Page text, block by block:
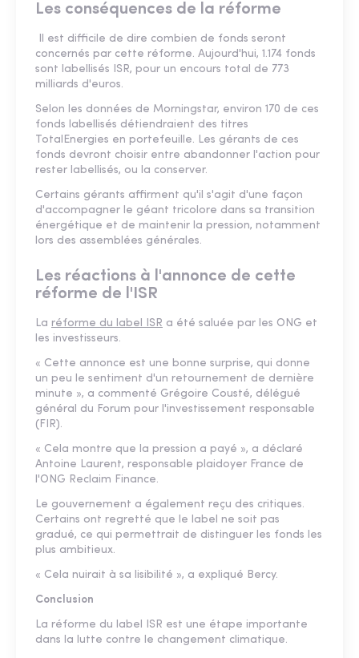
Les conséquences de la réforme
Il est difficile de dire combien de fonds seront
concernés par cette réforme. Aujourd'hui, 1.174 fonds
sont labellisés ISR, pour un encours total de 773
milliards d'euros.
Selon les données de Morningstar, environ 170 de ces
fonds labellisés détiendraient des titres
TotalEnergies en portefeuille. Les gérants de ces
fonds devront choisir entre abandonner l'action pour
rester labellisés, ou la conserver.
Certains gérants affirment qu'il s'agit d'une façon
d'accompagner le géant tricolore dans sa transition
énergétique et de maintenir la pression, notamment
lors des assemblées générales.
Les réactions à l'annonce de cette
réforme de l'ISR
La réforme du label ISR a été saluée par les ONG et
les investisseurs.
« Cette annonce est une bonne surprise, qui donne
un peu le sentiment d'un retournement de dernière
minute », a commenté Grégoire Cousté, délégué
général du Forum pour l'investissement responsable
(FIR).
« Cela montre que la pression a payé », a déclaré
Antoine Laurent, responsable plaidoyer France de
l'ONG Reclaim Finance.
Le gouvernement a également reçu des critiques.
Certains ont regretté que le label ne soit pas
gradué, ce qui permettrait de distinguer les fonds les
plus ambitieux.
« Cela nuirait à sa lisibilité », a expliqué Bercy.
Conclusion
La réforme du label ISR est une étape importante
dans la lutte contre le changement climatique.